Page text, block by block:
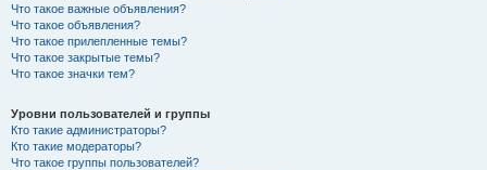
Что такое важные объявления?
Что такое объявления?
Что такое прилепленные темы?
Что такое закрытые темы?
Что такое значки тем?
Уровни пользователей и группы
Кто такие администраторы?
Кто такие модераторы?
Что такое группы пользователей?